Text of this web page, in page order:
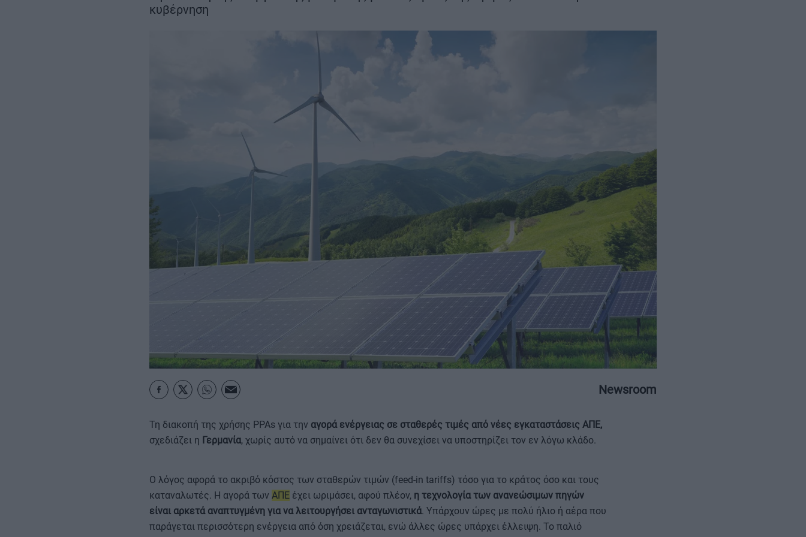
Περιβόλι – Αβδέλλα
το πρώτο κουδούνι
ΜΕΤΑΦΟΡΕΣ - ΗΛΕΚΤΡΟΚΙΝΗΣΗ
ΟΙΚΟΝΟΜΙΑ - ΕΠΙΧΕΙΡΗΣΕΙΣ
ΟΡΟΙ ΧΡΗΣΗΣ ΕΠΙΚΟΙΝΩΝΙΑ ΤΑΥΤΟΤΗΤΑ
κυβέρνηση
Newsroom
Τη διακοπή της χρήσης PPAs για την αγορά ενέργειας σε σταθερές τιμές από νέες εγκαταστάσεις ΑΠΕ,
σχεδιάζει η Γερμανία, χωρίς αυτό να σημαίνει ότι δεν θα συνεχίσει να υποστηρίζει τον εν λόγω κλάδο.
Ο λόγος αφορά το ακριβό κόστος των σταθερών τιμών (feed-in tariffs) τόσο για το κράτος όσο και τους
καταναλωτές. Η αγορά των ΑΠΕέχει ωριμάσει, αφού πλέον, η τεχνολογία των ανανεώσιμων πηγών
είναι αρκετά αναπτυγμένη για να λειτουργήσει ανταγωνιστικά. Υπάρχουν ώρες με πολύ ήλιο ή αέρα που
παράγεται περισσότερη ενέργεια από όση χρειάζεται, ενώ άλλες ώρες υπάρχει έλλειψη. Το παλιό